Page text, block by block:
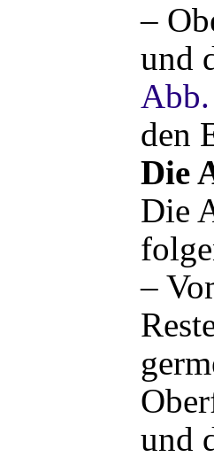
–
und
den
Die
Die
–
und